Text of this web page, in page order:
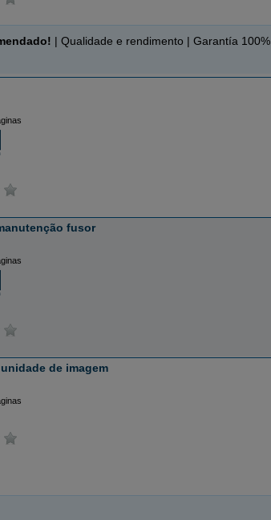
| Qualidade e rendimento | Garantía 100%
fusor
de imagem